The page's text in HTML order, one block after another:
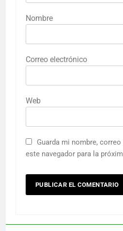
Nombre
Correo electrónico
Web
Guarda mi nombre,
este navegador para la